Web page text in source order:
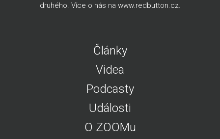
druhého. Více o nás na www.redbutton.cz.
Články
Videa
Podcasty
Události
O ZOOMu